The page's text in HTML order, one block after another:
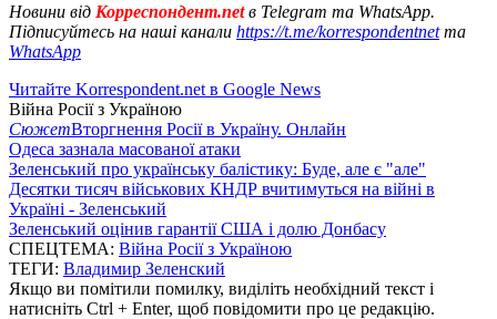
Новини від Корреспондент.netв Telegram та WhatsApp.
Підписуйтесь на наші канали https://t.me/korrespondentnetта
WhatsApp
Читайте Korrespondent.net в Google News
Війна Росії з Україною
СюжетВторгнення Росії в Україну. Онлайн
Одеса зазнала масованої атаки
Зеленський про українську балістику: Буде, але є "але"
Десятки тисяч військових КНДР вчитимуться на війні в
Україні - Зеленський
Зеленський оцінив гарантії США і долю Донбасу
СПЕЦТЕМА: Війна Росії з Україною
ТЕГИ: Владимир Зеленский
Якщо ви помітили помилку, виділіть необхідний текст і
натисніть Ctrl + Enter, щоб повідомити про це редакцію.